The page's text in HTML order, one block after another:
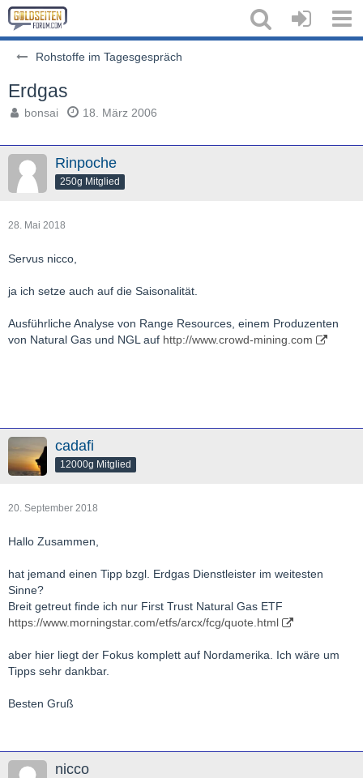
Rohstoffe im Tagesgespräch
Erdgas
bonsai 18. März 2006
Rinpoche
250g Mitglied
28. Mai 2018
Servus nicco,
ja ich setze auch auf die Saisonalität.
Ausführliche Analyse von Range Resources, einem Produzenten
von Natural Gas und NGL auf http://www.crowd-mining.com
cadafi
12000g Mitglied
20. September 2018
Hallo Zusammen,
hat jemand einen Tipp bzgl. Erdgas Dienstleister im weitesten
Sinne?
Breit getreut finde ich nur First Trust Natural Gas ETF
https://www.morningstar.com/etfs/arcx/fcg/quote.html
aber hier liegt der Fokus komplett auf Nordamerika. Ich wäre um
Tipps sehr dankbar.
Besten Gruß
nicco